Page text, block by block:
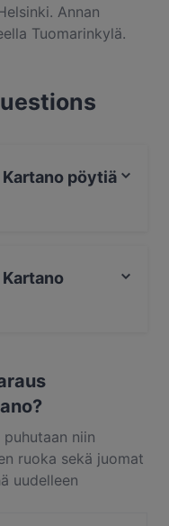
Annan
Tuomarinkylä.
autenttinen
pöytiä
niin
ruoka sekä juomat
uudelleen